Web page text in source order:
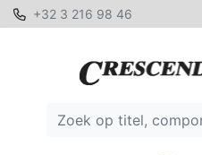
+32 3 216 98 46